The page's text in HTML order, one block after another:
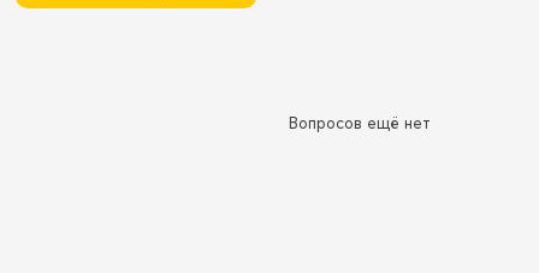
Вопросов ещё нет